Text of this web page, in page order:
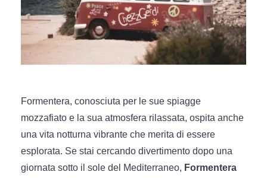
Formentera, conosciuta per le sue spiagge
mozzafiato e la sua atmosfera rilassata, ospita anche
una vita notturna vibrante che merita di essere
esplorata. Se stai cercando divertimento dopo una
giornata sotto il sole del Mediterraneo, Formentera